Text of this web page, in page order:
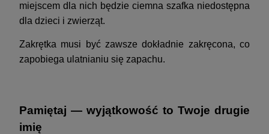
miejscem dla nich będzie ciemna szafka niedostępna
dla dzieci i zwierząt.
Zakrętka musi być zawsze dokładnie zakręcona, co
zapobiega ulatnianiu się zapachu.
Pamiętaj — wyjątkowość to Twoje drugie
imię